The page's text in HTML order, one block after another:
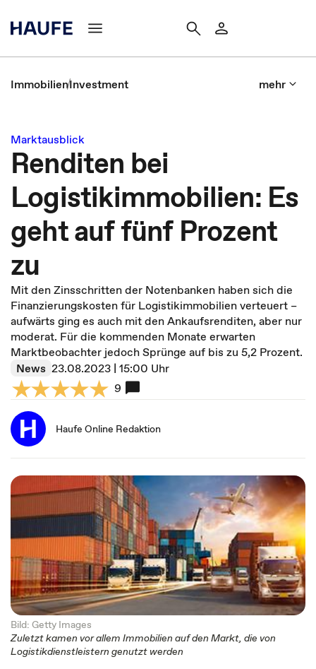
ImmobilienInvestment mehr
Marktausblick
Renditen bei
Logistikimmobilien: Es
geht auf fünf Prozent
zu
Mit den Zinsschritten der Notenbanken haben sich die
Finanzierungskosten für Logistikimmobilien verteuert –
aufwärts ging es auch mit den Ankaufsrenditen, aber nur
moderat. Für die kommenden Monate erwarten
Marktbeobachter jedoch Sprünge auf bis zu 5,2 Prozent.
News 23.08.2023 | 15:00 Uhr
9
Haufe Online Redaktion
Bild: Getty Images
Zuletzt kamen vor allem Immobilien auf den Markt, die von
Logistikdienstleistern genutzt werden